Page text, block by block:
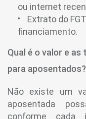
ou internet
Extrato do
financiamento.
Qual é o valor e
para aposentados?
Não existe um
aposentada
conforme cada